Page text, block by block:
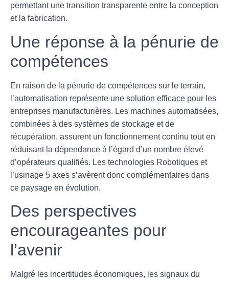
permettant une transition transparente entre la conception
et la fabrication.
Une réponse à la pénurie de
compétences
En raison de la pénurie de compétences sur le terrain,
l’automatisation représente une solution efficace pour les
entreprises manufacturières. Les machines automatisées,
combinées à des systèmes de stockage et de
récupération, assurent un fonctionnement continu tout en
réduisant la dépendance à l’égard d’un nombre élevé
d’opérateurs qualifiés. Les technologies Robotiques et
l’usinage 5 axes s’avèrent donc complémentaires dans
ce paysage en évolution.
Des perspectives
encourageantes pour
l’avenir
Malgré les incertitudes économiques, les signaux du